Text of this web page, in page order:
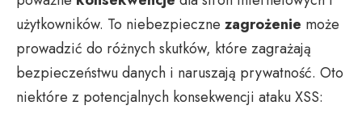
użytkowników. To niebezpieczne zagrożenie może
prowadzić do różnych skutków, które zagrażają
bezpieczeństwu danych i naruszają prywatność. Oto
niektóre z potencjalnych konsekwencji ataku XSS: